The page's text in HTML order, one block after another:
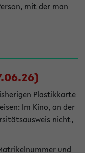
mit der man
Plastikkarte
Im Kino, an der
nicht,
und